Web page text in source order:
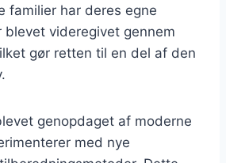
familier har deres egne
blevet videregivet gennem
gør retten til en del af den
genopdaget af moderne
med nye